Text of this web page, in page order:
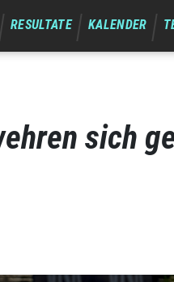
RESULTATE KALENDER
sich